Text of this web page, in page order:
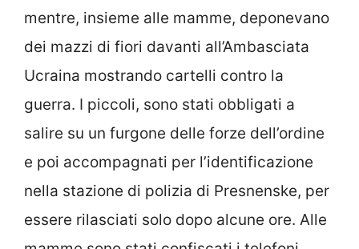
mentre, insieme alle mamme, deponevano
dei mazzi di fiori davanti all’Ambasciata
Ucraina mostrando cartelli contro la
guerra. I piccoli, sono stati obbligati a
salire su un furgone delle forze dell’ordine
e poi accompagnati per l’identificazione
nella stazione di polizia di Presnenske, per
essere rilasciati solo dopo alcune ore. Alle